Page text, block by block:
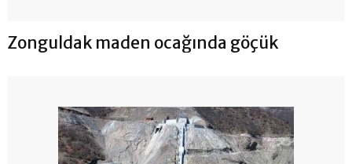
Zonguldak maden ocağında göçük